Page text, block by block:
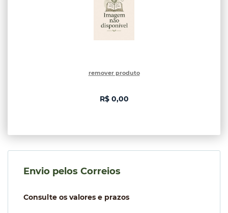
remover produto
R$ 0,00
Envio pelos Correios
Consulte os valores e prazos